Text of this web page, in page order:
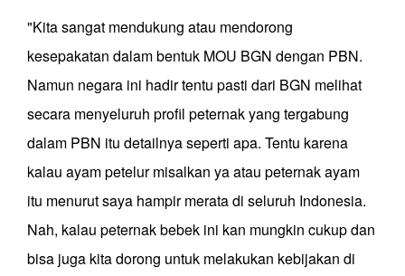
"Kita sangat mendukung atau mendorong
kesepakatan dalam bentuk MOU BGN dengan PBN.
Namun negara ini hadir tentu pasti dari BGN melihat
secara menyeluruh profil peternak yang tergabung
dalam PBN itu detailnya seperti apa. Tentu karena
kalau ayam petelur misalkan ya atau peternak ayam
itu menurut saya hampir merata di seluruh Indonesia.
Nah, kalau peternak bebek ini kan mungkin cukup dan
bisa juga kita dorong untuk melakukan kebijakan di